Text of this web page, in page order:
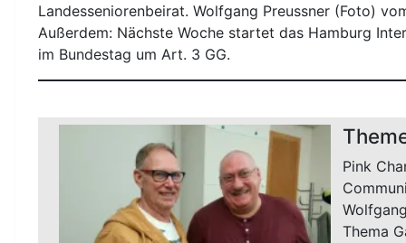
Landesseniorenbeirat. Wolfgang Preussner (Foto)
Außerdem: Nächste Woche startet das Hamburg
im Bundestag um Art. 3 GG.
Pink
Thema